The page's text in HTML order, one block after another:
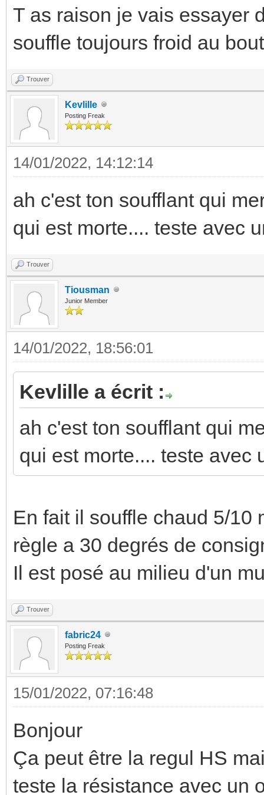
T as raison je vais essayer
souffle toujours froid au
Trouver
Kevlille
Posting Freak
14/01/2022, 14:12:14
ah c'est ton soufflant qui
qui est morte.... teste avec
Trouver
Tiousman
Junior Member
14/01/2022, 18:56:01
Kevlille a écrit :
ah c'est ton soufflant qui
qui est morte.... teste avec
En fait il souffle chaud 5/10
règle a 30 degrés de
Il est posé au milieu d'un
Trouver
fabric24
Posting Freak
15/01/2022, 07:16:48
Bonjour
Ça peut être la regul HS
teste la résistance avec un